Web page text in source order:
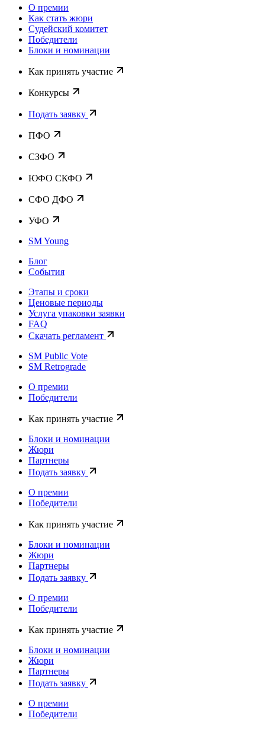
О премии
Как стать жюри
Судейский комитет
Победители
Блоки и номинации
Как принять участие
Конкурсы
Подать заявку
ПФО
СЗФО
ЮФО СКФО
CФО ДФО
УФО
SM Young
Блог
События
Этапы и сроки
Ценовые периоды
Услуга упаковки заявки
FAQ
Скачать регламент
SM Public Vote
SM Retrograde
О премии
Победители
Как принять участие
Блоки и номинации
Жюри
Партнеры
Подать заявку
О премии
Победители
Как принять участие
Блоки и номинации
Жюри
Партнеры
Подать заявку
О премии
Победители
Как принять участие
Блоки и номинации
Жюри
Партнеры
Подать заявку
О премии
Победители